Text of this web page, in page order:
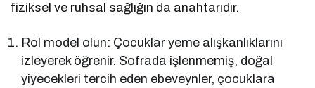
fiziksel ve ruhsal sağlığın da anahtarıdır.
Rol model olun: Çocuklar yeme alışkanlıklarını
izleyerek öğrenir. Sofrada işlenmemiş, doğal
yiyecekleri tercih eden ebeveynler, çocuklara